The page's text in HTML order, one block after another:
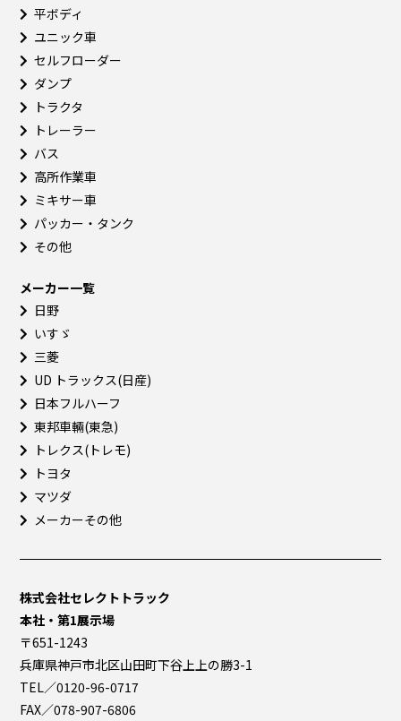
平ボディ
ユニック車
セルフローダー
ダンプ
トラクタ
トレーラー
バス
高所作業車
ミキサー車
パッカー・タンク
その他
メーカー一覧
日野
いすゞ
三菱
UD トラックス(日産)
日本フルハーフ
東邦車輛(東急)
トレクス(トレモ)
トヨタ
マツダ
メーカーその他
株式会社セレクトトラック
本社・第1展示場
〒651-1243
兵庫県神戸市北区山田町下谷上上の勝3-1
TEL／0120-96-0717
FAX／078-907-6806